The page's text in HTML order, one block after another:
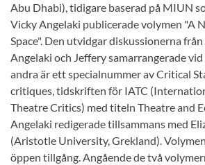
Abu Dhabi), tidigare baserad på MIUN
Vicky Angelaki publicerade volymen "A
Space". Den utvidgar diskussionerna
Angelaki och Jeffery samarrangerade
andra är ett specialnummer av Critical
critiques, tidskriften för IATC
Theatre Critics) med titeln Theatre and
Angelaki redigerade tillsammans med
(Aristotle University, Grekland).
öppen tillgång. Angående de två